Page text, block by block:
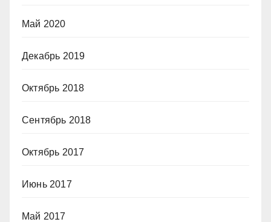
Май 2020
Декабрь 2019
Октябрь 2018
Сентябрь 2018
Октябрь 2017
Июнь 2017
Май 2017